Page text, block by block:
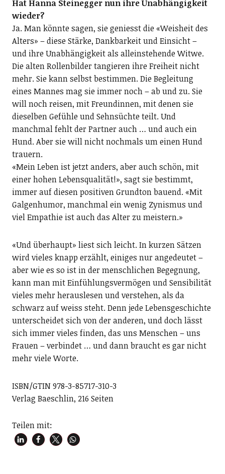
Hat Hanna Steinegger nun ihre Unabhängigkeit
wieder?
Ja. Man könnte sagen, sie geniesst die «Weisheit des
Alters» – diese Stärke, Dankbarkeit und Einsicht –
und ihre Unabhängigkeit als alleinstehende Witwe.
Die alten Rollenbilder tangieren ihre Freiheit nicht
mehr. Sie kann selbst bestimmen. Die Begleitung
eines Mannes mag sie immer noch – ab und zu. Sie
will noch reisen, mit Freundinnen, mit denen sie
dieselben Gefühle und Sehnsüchte teilt. Und
manchmal fehlt der Partner auch … und auch ein
Hund. Aber sie will nicht nochmals um einen Hund
trauern.
«Mein Leben ist jetzt anders, aber auch schön, mit
einer hohen Lebensqualität!», sagt sie bestimmt,
immer auf diesen positiven Grundton bauend. «Mit
Galgenhumor, manchmal ein wenig Zynismus und
viel Empathie ist auch das Alter zu meistern.»
«Und überhaupt» liest sich leicht. In kurzen Sätzen
wird vieles knapp erzählt, einiges nur angedeutet –
aber wie es so ist in der menschlichen Begegnung,
kann man mit Einfühlungsvermögen und Sensibilität
vieles mehr herauslesen und verstehen, als da
schwarz auf weiss steht. Denn jede Lebensgeschichte
unterscheidet sich von der anderen, und doch lässt
sich immer vieles finden, das uns Menschen – uns
Frauen – verbindet … und dann braucht es gar nicht
mehr viele Worte.
ISBN/GTIN 978-3-85717-310-3
Verlag Baeschlin, 216 Seiten
Teilen mit: